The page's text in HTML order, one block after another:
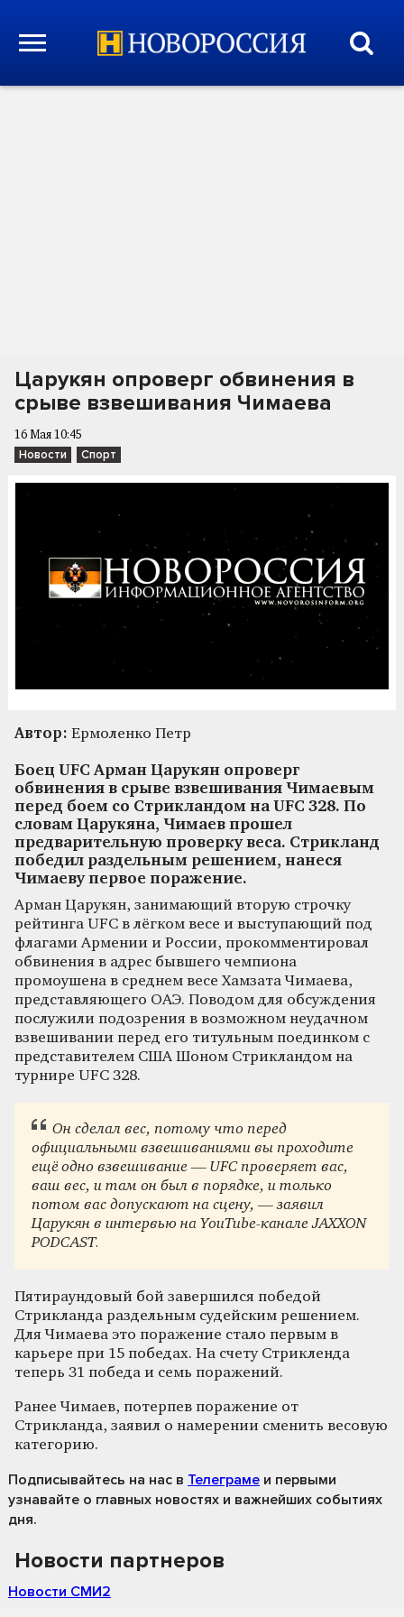
Царукян опроверг обвинения в
срыве взвешивания Чимаева
16 Мая 10:45
Новости Спорт
Автор: Ермоленко Петр
Боец UFC Арман Царукян опроверг
обвинения в срыве взвешивания Чимаевым
перед боем со Стрикландом на UFC 328. По
словам Царукяна, Чимаев прошел
предварительную проверку веса. Стрикланд
победил раздельным решением, нанеся
Чимаеву первое поражение.
Арман Царукян, занимающий вторую строчку
рейтинга UFC в лёгком весе и выступающий под
флагами Армении и России, прокомментировал
обвинения в адрес бывшего чемпиона
промоушена в среднем весе Хамзата Чимаева,
представляющего ОАЭ. Поводом для обсуждения
послужили подозрения в возможном неудачном
взвешивании перед его титульным поединком с
представителем США Шоном Стрикландом на
турнире UFC 328.
Он сделал вес, потому что перед
официальными взвешиваниями вы проходите
ещё одно взвешивание — UFC проверяет вас,
ваш вес, и там он был в порядке, и только
потом вас допускают на сцену, — заявил
Царукян в интервью на YouTube-канале JAXXON
PODCAST.
Пятираундовый бой завершился победой
Стрикланда раздельным судейским решением.
Для Чимаева это поражение стало первым в
карьере при 15 победах. На счету Стрикленда
теперь 31 победа и семь поражений.
Ранее Чимаев, потерпев поражение от
Стрикланда, заявил о намерении сменить весовую
категорию.
Подписывайтесь на нас в Телеграме и первыми
узнавайте о главных новостях и важнейших событиях
дня.
Новости партнеров
Новости СМИ2